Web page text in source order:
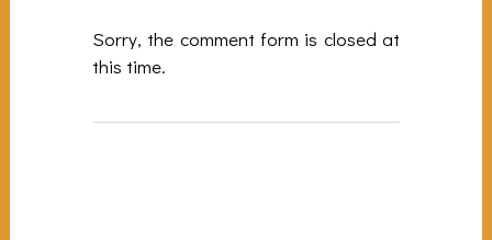
Sorry, the comment form is closed at
this time.